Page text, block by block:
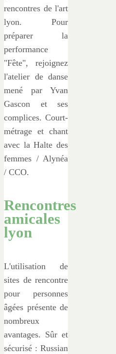
rencontres de l'art
lyon. Pour
préparer la
performance
"Fête", rejoignez
l'atelier de danse
mené par Yvan
Gascon et ses
complices. Court-
métrage et chant
avec la Halte des
femmes / Alynéa
/ CCO.
Rencontres
amicales
lyon
L'utilisation de
sites de rencontre
pour personnes
âgées présente de
nombreux
avantages. Sûr et
sécurisé : Russian